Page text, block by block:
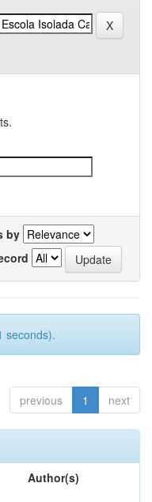
by
seconds).
previous 1 next
Author(s)